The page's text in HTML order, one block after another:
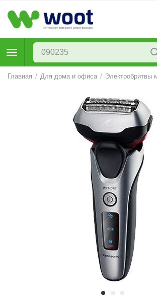
Главная / Для дома и офиса / Электробритвы